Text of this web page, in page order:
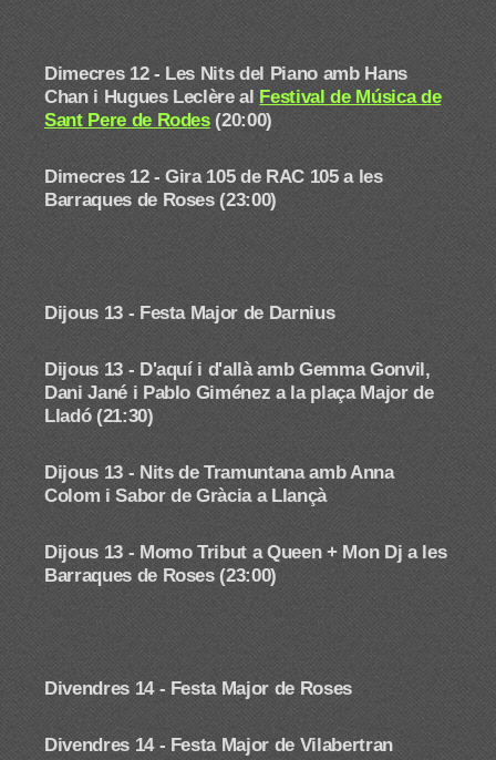
Dimecres 12 - Les Nits del Piano amb Hans
Chan i Hugues Leclèreal Festival de Música de
Sant Pere de Rodes(20:00)
Dimecres 12 - Gira 105 de RAC 105 a les
Barraques de Roses (23:00)
Dijous 13 - Festa Major de Darnius
Dijous 13 - D'aquí i d'allà amb Gemma Gonvil,
Dani Jané i Pablo Giméneza la plaça Major de
Lladó (21:30)
Dijous 13 - Nits de Tramuntana amb Anna
Colom i Sabor de Gràcia a Llançà
Dijous 13 - Momo Tribut a Queen + Mon Dj a les
Barraques de Roses (23:00)
Divendres 14 - Festa Major de Roses
Divendres 14 - Festa Major de Vilabertran